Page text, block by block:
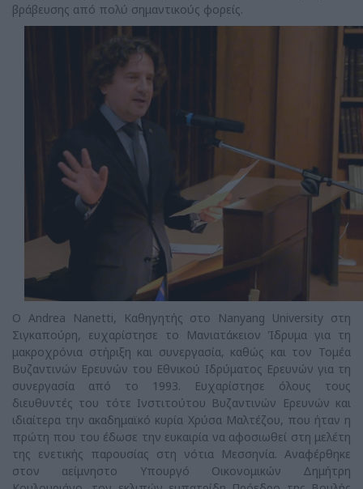
βράβευσης από πολύ σημαντικούς φορείς.
Ο Andrea Nanetti, Καθηγητής στο Nanyang University στη
Σιγκαπούρη, ευχαρίστησε το Μανιατάκειον Ίδρυμα για τη
μακροχρόνια στήριξη και συνεργασία, καθώς και τον Τομέα
Βυζαντινών Ερευνών του Εθνικού Ιδρύματος Ερευνών για τη
συνεργασία από το 1993. Ευχαρίστησε όλους τους
διευθυντές του τότε Ινστιτούτου Βυζαντινών Ερευνών και
ιδιαίτερα την ακαδημαϊκό κυρία Χρύσα Μαλτέζου, που ήταν η
πρώτη που του έδωσε την ευκαιρία να αφοσιωθεί στη μελέτη
της ενετικής παρουσίας στη νότια Μεσσηνία. Αναφέρθηκε
στον αείμνηστο Υπουργό Οικονομικών Δημήτρη